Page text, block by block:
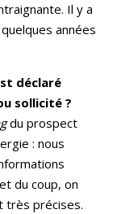
Il y a
années
déclaré
sollicité ?
du prospect
: nous
du coup, on
très précises.